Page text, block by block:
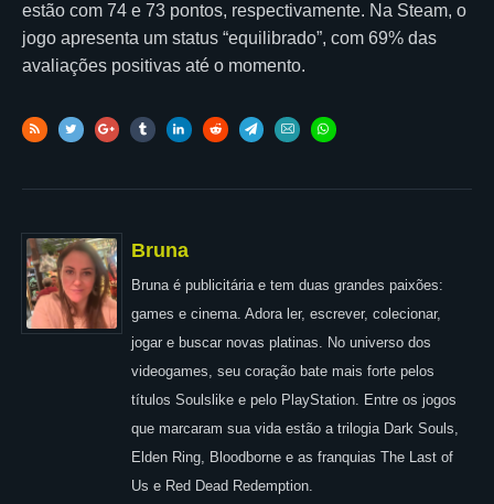
estão com 74 e 73 pontos, respectivamente. Na Steam, o
jogo apresenta um status “equilibrado”, com 69% das
avaliações positivas até o momento.
Bruna
Bruna é publicitária e tem duas grandes paixões:
games e cinema. Adora ler, escrever, colecionar,
jogar e buscar novas platinas. No universo dos
videogames, seu coração bate mais forte pelos
títulos Soulslike e pelo PlayStation. Entre os jogos
que marcaram sua vida estão a trilogia Dark Souls,
Elden Ring, Bloodborne e as franquias The Last of
Us e Red Dead Redemption.